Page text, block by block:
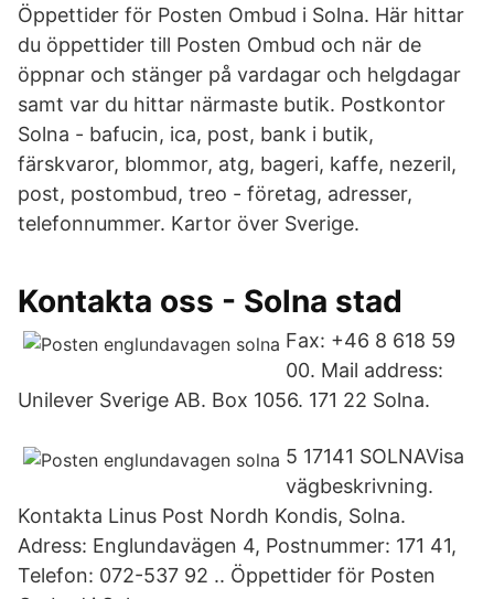
Öppettider för Posten Ombud i Solna. Här hittar
du öppettider till Posten Ombud och när de
öppnar och stänger på vardagar och helgdagar
samt var du hittar närmaste butik. Postkontor
Solna - bafucin, ica, post, bank i butik,
färskvaror, blommor, atg, bageri, kaffe, nezeril,
post, postombud, treo - företag, adresser,
telefonnummer. Kartor över Sverige.
Kontakta oss - Solna stad
Fax: +46 8 618 59
00. Mail address:
Unilever Sverige AB. Box 1056. 171 22 Solna.
5 17141 SOLNAVisa
vägbeskrivning.
Kontakta Linus Post Nordh Kondis, Solna.
Adress: Englundavägen 4, Postnummer: 171 41,
Telefon: 072-537 92 .. Öppettider för Posten